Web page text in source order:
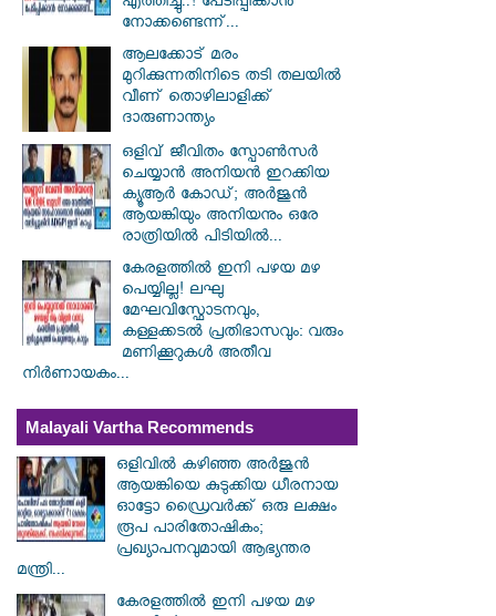
നോക്കണ്ടെന്ന്...
ആലക്കോട് മരം
മുറിക്കുന്നതിനിടെ തടി തലയിൽ
വീണ് തൊഴിലാളിക്ക്
ദാരുണാന്ത്യം
ഒളിവ് ജീവിതം സ്പോൺസർ
ചെയ്യാൻ അനിയൻ ഇറക്കിയ
ക്യൂആർ കോഡ്; അർജുൻ
ആയങ്കിയും അനിയനും ഒരേ
രാത്രിയിൽ പിടിയിൽ...
കേരളത്തിൽ ഇനി പഴയ മഴ
പെയ്യില്ല! ലഘു
മേഘവിസ്ഫോടനവും,
കള്ളക്കടൽ പ്രതിഭാസവും: വരും
മണിക്കൂറുകൾ അതീവ
നിർണായകം...
Malayali Vartha Recommends
ഒളിവിൽ കഴിഞ്ഞ അർജുൻ
ആയങ്കിയെ കുടുക്കിയ ധീരനായ
ഓട്ടോ ഡ്രൈവർക്ക് ഒരു ലക്ഷം
രൂപ പാരിതോഷികം;
പ്രഖ്യാപനവുമായി ആഭ്യന്തര
മന്ത്രി...
കേരളത്തിൽ ഇനി പഴയ മഴ